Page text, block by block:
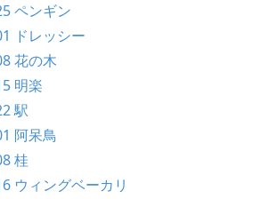
ペンギン
ドレッシー
花の木
明楽
駅
阿呆鳥
桂
ウィングベーカリ